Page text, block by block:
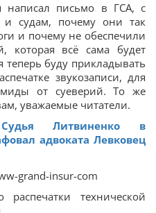
написал письмо в ГСА, с
и судам, почему они так
и почему не обеспечили
которая всё сама будет
теперь буду прикладывать
звукозаписи, для
от суеверий. То же
уважаемые читатели.
Судья Литвиненко в
адвоката Левковец
технической